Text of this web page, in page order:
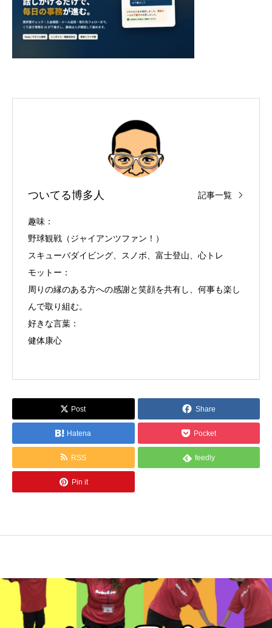
ついてる博多人 記事一覧
趣味：
野球観戦（ジャイアンツファン！）
スキューバダイビング、スノボ、富士登山、心トレ
モットー：
周りの縁のある方への感謝と笑顔を共有し、何事も楽し
んで取り組む。
好きな言葉：
健体康心
Post Share
Hatena Pocket
RSS feedly
Pin it